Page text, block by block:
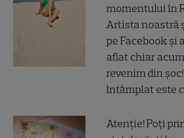
momentului în
Artista noastră
pe Facebook și
aflat chiar
revenim din
întâmplat este
Atenție! Poți